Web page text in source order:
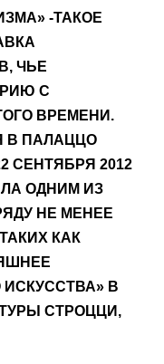
-ТАКОЕ
ЧЬЕ
С
ВРЕМЕНИ.
В ПАЛАЦЦО
СЕНТЯБРЯ 2012
ОДНИМ ИЗ
НЕ МЕНЕЕ
КАК
В
СТРОЦЦИ,